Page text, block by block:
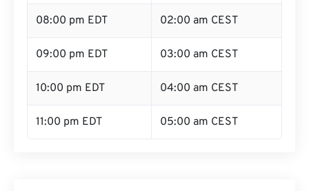
08:00 pm EDT 02:00 am CEST
09:00 pm EDT 03:00 am CEST
10:00 pm EDT 04:00 am CEST
11:00 pm EDT 05:00 am CEST